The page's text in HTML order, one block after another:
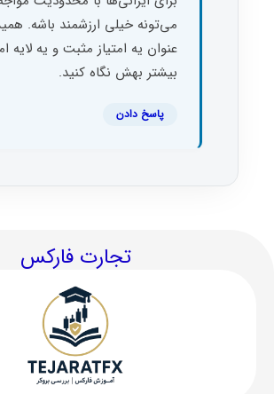
می‌تونه خیلی ارزشمند باشه.
عنوان یه امتیاز مثبت و یه لایه
بیشتر بهش نگاه کنید.
پاسخ دادن
تجارت فارکس